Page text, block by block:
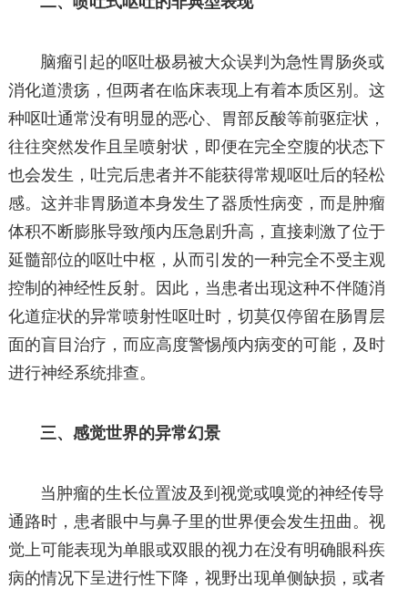
脑瘤引起的呕吐极易被大众误判为急性胃肠炎或
消化道溃疡，但两者在临床表现上有着本质区别。这
种呕吐通常没有明显的恶心、胃部反酸等前驱症状，
往往突然发作且呈喷射状，即便在完全空腹的状态下
也会发生，吐完后患者并不能获得常规呕吐后的轻松
感。这并非胃肠道本身发生了器质性病变，而是肿瘤
体积不断膨胀导致颅内压急剧升高，直接刺激了位于
延髓部位的呕吐中枢，从而引发的一种完全不受主观
控制的神经性反射。因此，当患者出现这种不伴随消
化道症状的异常喷射性呕吐时，切莫仅停留在肠胃层
面的盲目治疗，而应高度警惕颅内病变的可能，及时
进行神经系统排查。
三、感觉世界的异常幻景
当肿瘤的生长位置波及到视觉或嗅觉的神经传导
通路时，患者眼中与鼻子里的世界便会发生扭曲。视
觉上可能表现为单眼或双眼的视力在没有明确眼科疾
病的情况下呈进行性下降，视野出现单侧缺损，或者